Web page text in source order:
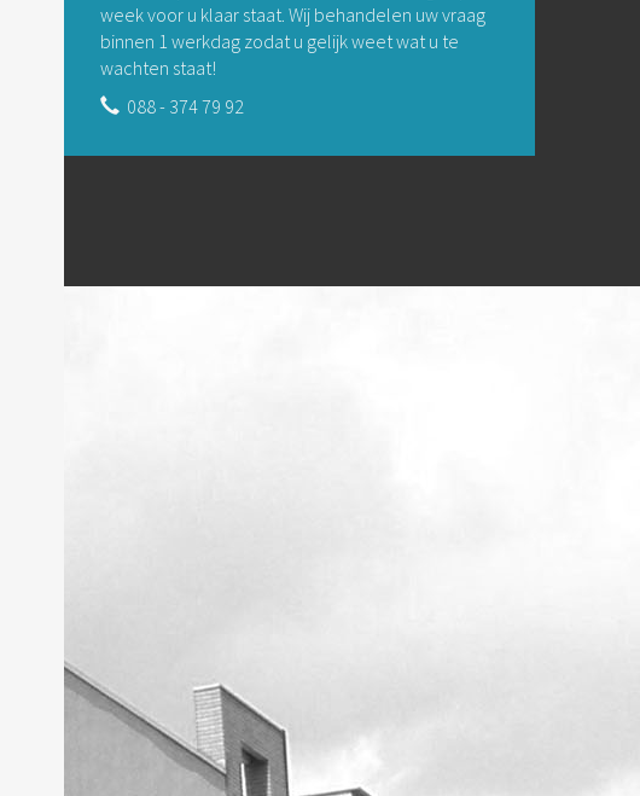
week voor u klaar staat. Wij behandelen uw vraag
binnen 1 werkdag zodat u gelijk weet wat u te
wachten staat!
088 - 374 79 92